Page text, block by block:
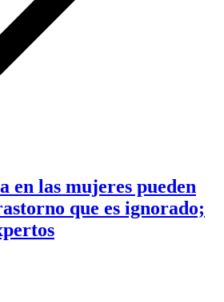
en las mujeres pueden
que es ignorado;